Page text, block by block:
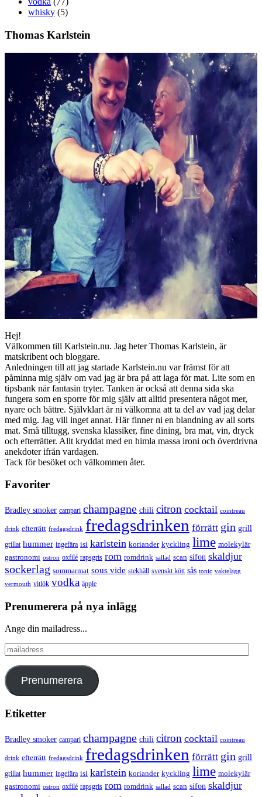
whisky (5)
Thomas Karlstein
Hej!
Välkommen till Karlstein.nu. Jag heter Thomas Karlstein, är
matskribent och bloggare.
Anledningen till att jag startade Karlstein.nu var främst för att
påminna mig själv om vad jag är bra på att laga för mat. Lite som en
tipsbank när fantasin tryter. Tanken är också att denna sida ska
fungera som en sporre för mig själv att alltid presentera något mer,
nyare och bättre. Självklart är ni välkomna att ta del av vad jag delar
med mig. Jag vill inget annat. Här finner ni en blandning av all sorts
mat. Små tilltugg, svenska klassiker, fine dining, bra mat, vin, dryck
och efterrätter. Allt kryddat med en himla massa ironi och överdrivna
anekdoter ifrån vardagen.
Tack för besöket och välkommen åter.
Favoriter
Bradley smoker campari champagne chili citron cocktail cointreau
drink efterrätt fredagsdrink fredagsdrinken förrätt gin grill
grillat hummer ingefära isi karlstein koriander kyckling lime molekylär
gastronomi ostron oxfilé rapsgris rom romdrink sallad scan sifon skaldjur
sockerlag sommarmat sous vide stekhäll svenskt kött sås tonic vaktelägg
vermouth vitlök vodka äpple
Prenumerera på nya inlägg
Ange din mailadress...
mailadress
Prenumerera
Etiketter
Bradley smoker campari champagne chili citron cocktail cointreau
drink efterrätt fredagsdrink fredagsdrinken förrätt gin grill
grillat hummer ingefära isi karlstein koriander kyckling lime molekylär
gastronomi ostron oxfilé rapsgris rom romdrink sallad scan sifon skaldjur